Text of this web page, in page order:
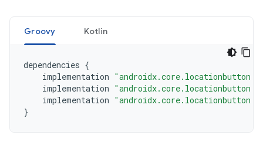
Groovy Kotlin
dependencies {
implementation
implementation
implementation
}